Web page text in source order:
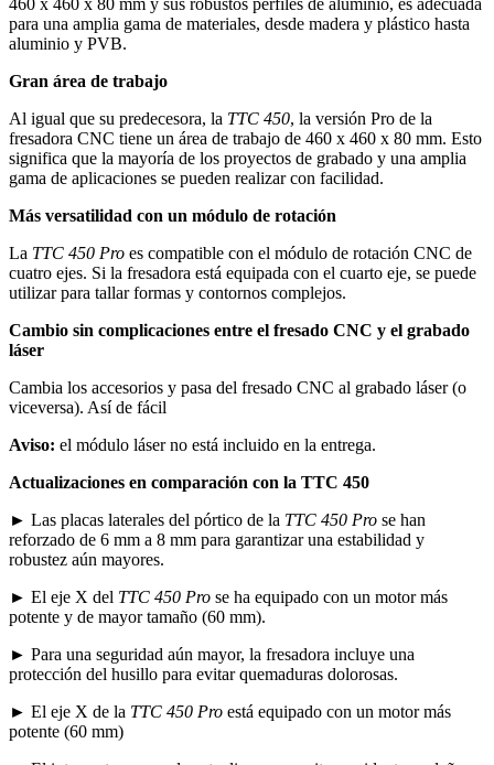
460 x 460 x 80 mm y sus robustos perfiles de aluminio, es adecuada
para una amplia gama de materiales, desde madera y plástico hasta
aluminio y PVB.
Gran área de trabajo
Al igual que su predecesora, la TTC 450, la versión Pro de la
fresadora CNC tiene un área de trabajo de 460 x 460 x 80 mm. Esto
significa que la mayoría de los proyectos de grabado y una amplia
gama de aplicaciones se pueden realizar con facilidad.
Más versatilidad con un módulo de rotación
La TTC 450 Pro es compatible con el módulo de rotación CNC de
cuatro ejes. Si la fresadora está equipada con el cuarto eje, se puede
utilizar para tallar formas y contornos complejos.
Cambio sin complicaciones entre el fresado CNC y el grabado
láser
Cambia los accesorios y pasa del fresado CNC al grabado láser (o
viceversa). Así de fácil
Aviso: el módulo láser no está incluido en la entrega.
Actualizaciones en comparación con la TTC 450
► Las placas laterales del pórtico de la TTC 450 Pro se han
reforzado de 6 mm a 8 mm para garantizar una estabilidad y
robustez aún mayores.
► El eje X del TTC 450 Pro se ha equipado con un motor más
potente y de mayor tamaño (60 mm).
► Para una seguridad aún mayor, la fresadora incluye una
protección del husillo para evitar quemaduras dolorosas.
► El eje X de la TTC 450 Pro está equipado con un motor más
potente (60 mm)